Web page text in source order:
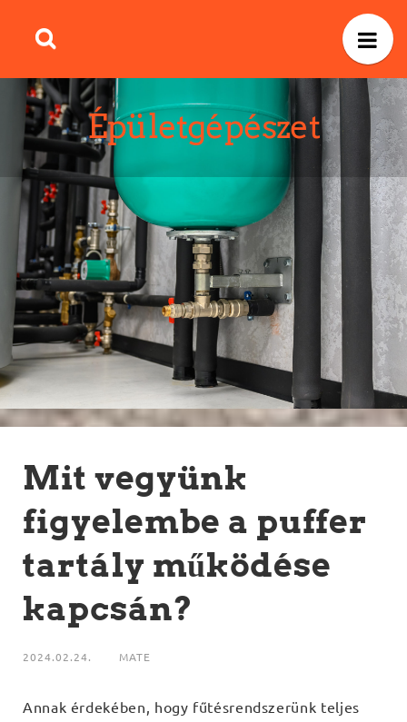
Épületgépészet
Mit vegyünk
figyelembe a puffer
tartály működése
kapcsán?
2024.02.24. MATE
Annak érdekében, hogy fűtésrendszerünk teljes